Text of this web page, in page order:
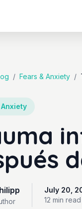
/ Fears & Anxiety /
July 20,
12 min read